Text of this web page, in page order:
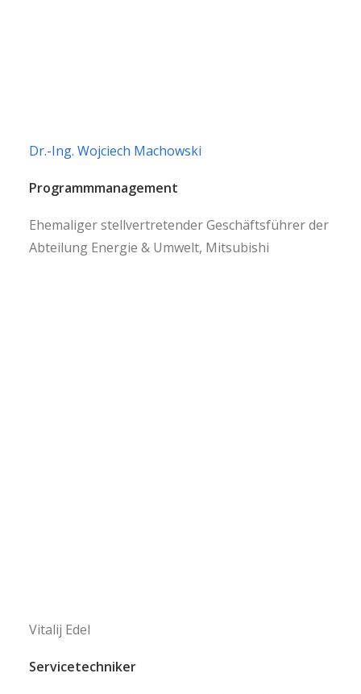
Dr.-Ing. Wojciech Machowski
Programmmanagement
Ehemaliger stellvertretender Geschäftsführer der
Abteilung Energie & Umwelt, Mitsubishi
Vitalij Edel
Servicetechniker